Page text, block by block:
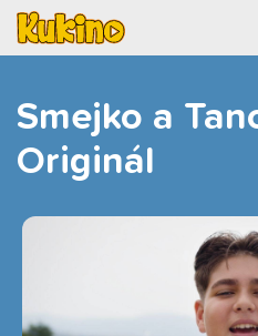
Smejko a
Originál